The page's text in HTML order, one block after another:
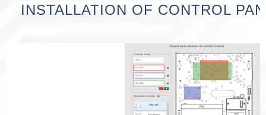
INSTALLATION OF CONTROL